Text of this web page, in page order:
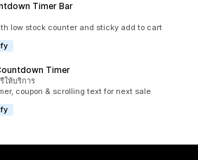
Timer Bar
low stock counter and sticky add to cart
Timer
ให้บริการ
coupon & scrolling text for next sale